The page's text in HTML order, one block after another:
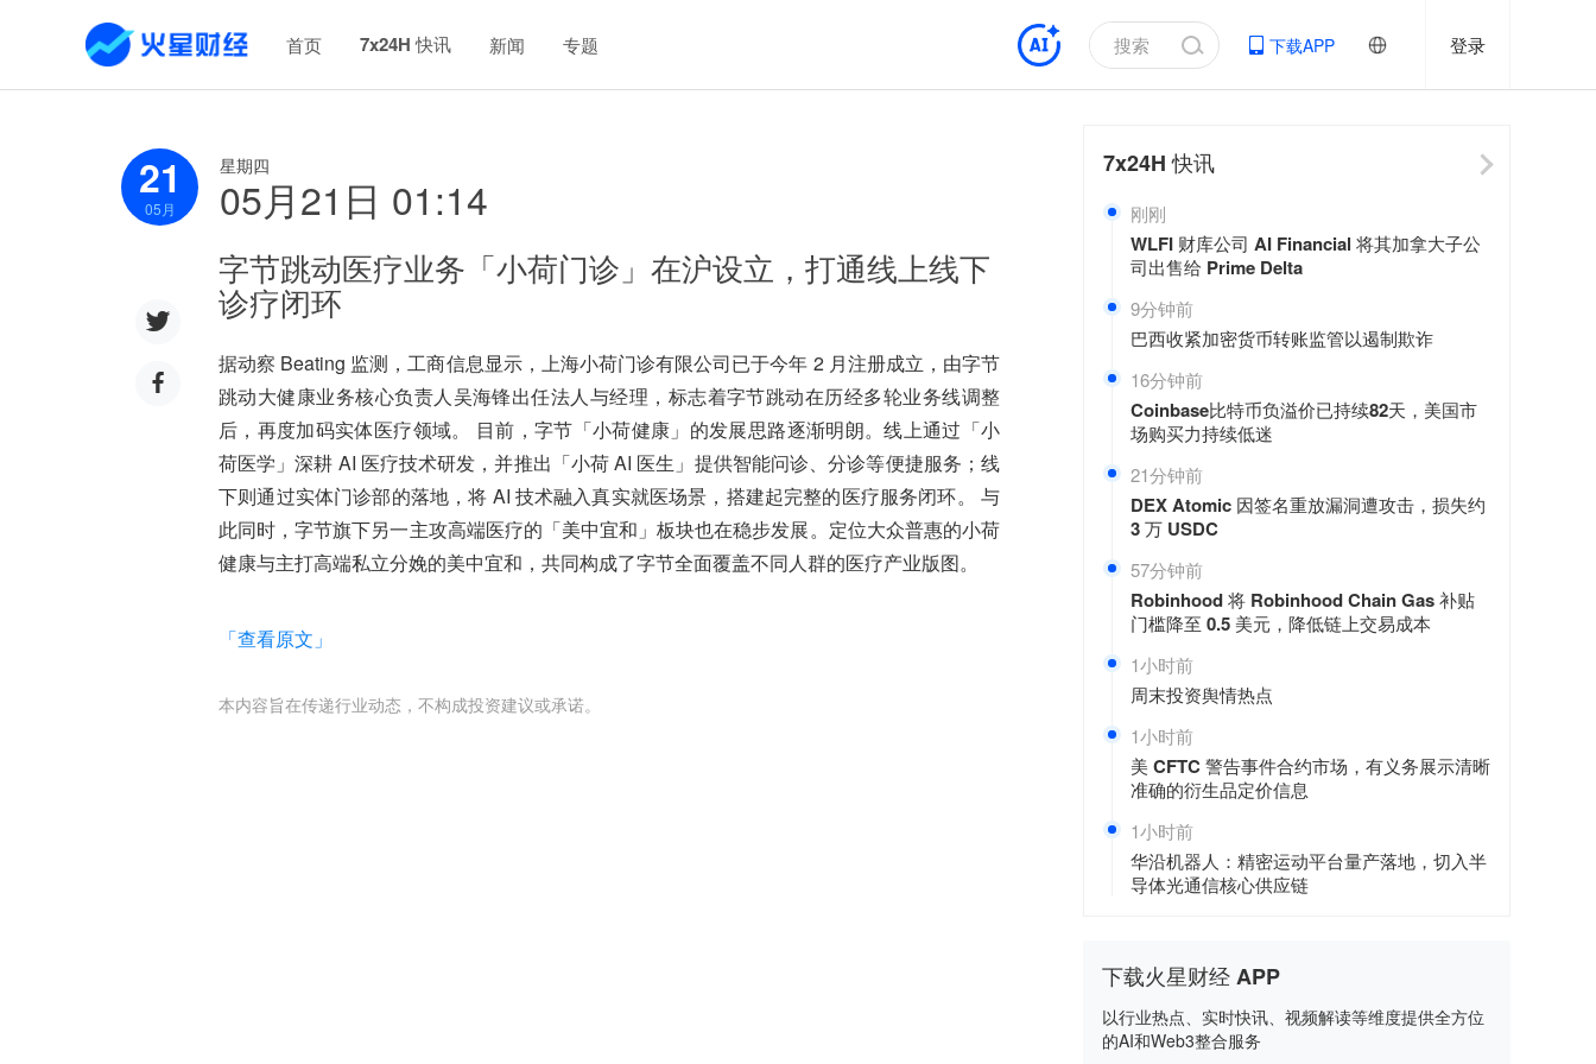
首页 7x24H 快讯 新闻 专题 下载APP 登录
21
05月
星期四
05月21日 01:14
字节跳动医疗业务「小荷门诊」在沪设立，打通线上线下
诊疗闭环
据动察 Beating 监测，工商信息显示，上海小荷门诊有限公司已于今年 2 月注册成立，由字节
跳动大健康业务核心负责人吴海锋出任法人与经理，标志着字节跳动在历经多轮业务线调整
后，再度加码实体医疗领域。 目前，字节「小荷健康」的发展思路逐渐明朗。线上通过「小
荷医学」深耕 AI 医疗技术研发，并推出「小荷 AI 医生」提供智能问诊、分诊等便捷服务；线
下则通过实体门诊部的落地，将 AI 技术融入真实就医场景，搭建起完整的医疗服务闭环。 与
此同时，字节旗下另一主攻高端医疗的「美中宜和」板块也在稳步发展。定位大众普惠的小荷
健康与主打高端私立分娩的美中宜和，共同构成了字节全面覆盖不同人群的医疗产业版图。
「查看原文」
本内容旨在传递行业动态，不构成投资建议或承诺。
7x24H快讯
刚刚
WLFI 财库公司 AI Financial 将其加拿大子公
司出售给 Prime Delta
9分钟前
巴西收紧加密货币转账监管以遏制欺诈
16分钟前
Coinbase比特币负溢价已持续82天，美国市
场购买力持续低迷
21分钟前
DEX Atomic 因签名重放漏洞遭攻击，损失约
3 万 USDC
57分钟前
Robinhood 将 Robinhood Chain Gas 补贴
门槛降至 0.5 美元，降低链上交易成本
1小时前
周末投资舆情热点
1小时前
美 CFTC 警告事件合约市场，有义务展示清晰
准确的衍生品定价信息
1小时前
华沿机器人：精密运动平台量产落地，切入半
导体光通信核心供应链
下载火星财经 APP
以行业热点、实时快讯、视频解读等维度提供全方位
的AI和Web3整合服务